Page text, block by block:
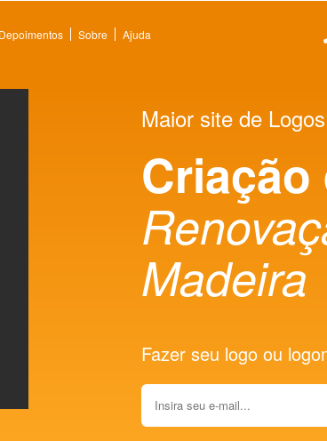
Depoimentos Sobre Ajuda
Maior site de
Criação
Madeira
Fazer seu logo ou